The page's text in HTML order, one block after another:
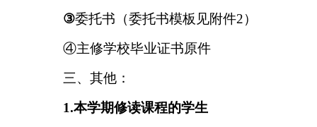
③委托书（委托书模板见附件2）
④主修学校毕业证书原件
三、其他：
1.本学期修读课程的学生